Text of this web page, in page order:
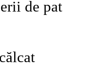
de pat